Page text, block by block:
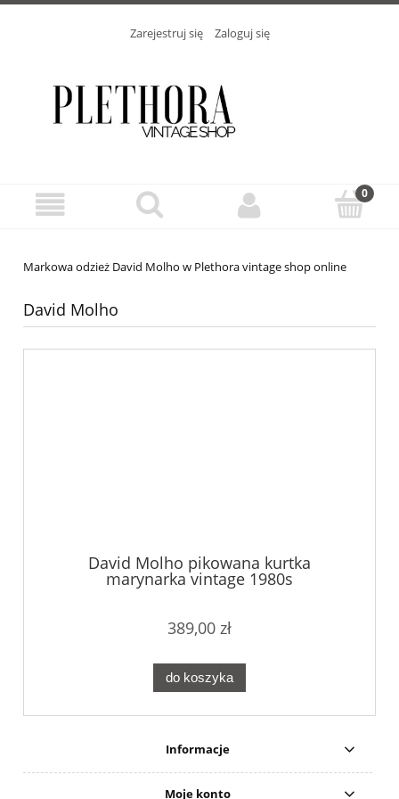
Zarejestruj się Zaloguj się
Markowa odzież David Molho w Plethora vintage shop online
David Molho
David Molho pikowana kurtka
marynarka vintage 1980s
389,00 zł
do koszyka
Informacje
Moje konto